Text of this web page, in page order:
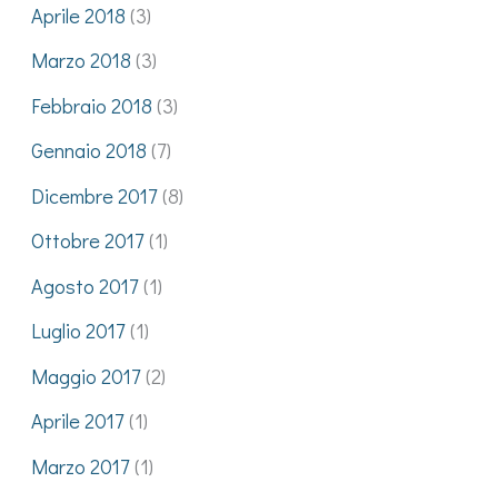
Aprile 2018 (3)
Marzo 2018 (3)
Febbraio 2018 (3)
Gennaio 2018 (7)
Dicembre 2017(8)
Ottobre 2017(1)
Agosto 2017(1)
Luglio 2017(1)
Maggio 2017(2)
Aprile 2017(1)
Marzo 2017(1)